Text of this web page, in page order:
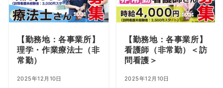
【勤務地：各事業所】
理学・作業療法士（非
常勤）
2025年12月10日
【勤務地：各事業所】
看護師（非常勤）＜訪
問看護＞
2025年12月10日